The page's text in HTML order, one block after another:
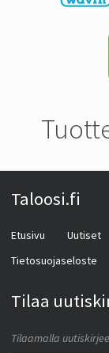
Taloosi.fi
Etusivu Uutiset
Tietosuojaseloste
Tilaa
Tilaamalla